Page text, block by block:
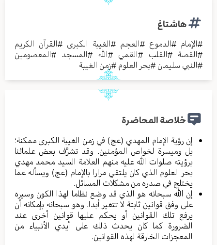
هاشتاغ
#الإمام #الدموع #العجم #الغيبة الكبرى #القرآن الكريم
#القصة #القلب #القمي #الله #المسجد #المعصومين
#النبي سليمان #بحر العلوم #زمن الغيبة
خلاصة المحاضرة
إن رؤية الإمام المهدي (عج) في زمن الغيبة الكبرى ممكنة؛
بل وميسرة لخواص المؤمنين. وقد تشرَّف بعض علمائنا
برؤيته صلوات الله عليه منهم العلامة السيد محمد مهدي
بحر العلوم الذي كان يلتقي مرارا بالإمام (عج) ويسأله عما
يختلج في صدره من مشكلات المسائل.
إن الله سبحانه هو الذي قد وضع نظاما لهذا الكون وسيره
على وفق قوانين ثابتة لا تتغير أبدا. وهو سبحانه بإمكانه أن
يرفع تلك القوانين أو يحكم عليها قوانين أخرى عند
الضرورة كما كان يحدث ذلك على أيدي الأنبياء من
المعجزات الخارقة لهذه القوانين.